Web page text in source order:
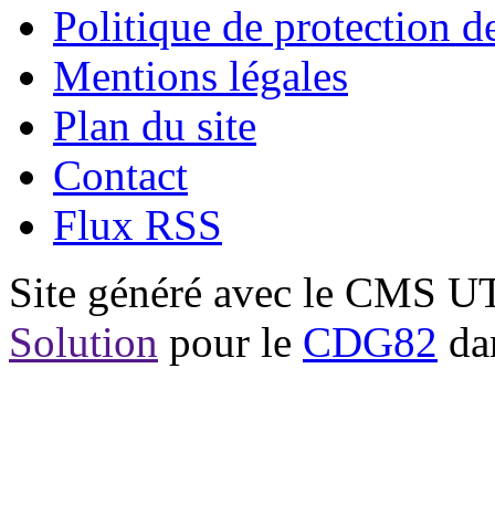
Politique de protection
Mentions légales
Plan du site
Contact
Flux RSS
Site généré avec le CMS
Solution pour le CDG82